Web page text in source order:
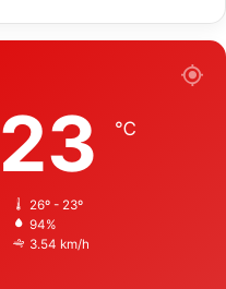
23 ℃
26º - 23º
94%
3.54 km/h